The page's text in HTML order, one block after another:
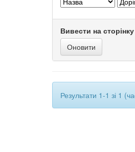
Вивести на сторінку
Результати 1-1 зі 1